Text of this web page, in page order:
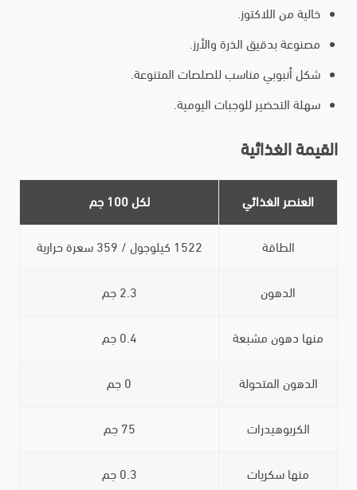
خالية من اللاكتوز.
مصنوعة بدقيق الذرة والأرز.
شكل أنبوبي مناسب للصلصات المتنوعة.
سهلة التحضير للوجبات اليومية.
القيمة الغذائية
العنصر الغذائي لكل 100 جم
الطاقة 1522 كيلوجول / 359 سعرة حرارية
الدهون 2.3 جم
منها دهون مشبعة 0.4 جم
الدهون المتحولة 0 جم
الكربوهيدرات 75 جم
منها سكريات 0.3 جم